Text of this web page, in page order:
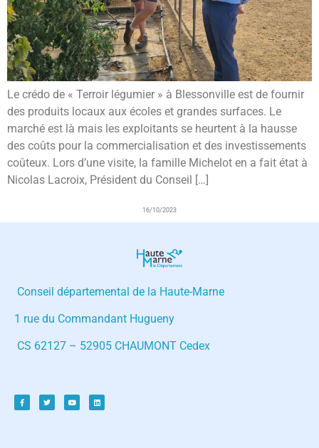
Le crédo de « Terroir légumier » à Blessonville est de fournir
des produits locaux aux écoles et grandes surfaces. Le
marché est là mais les exploitants se heurtent à la hausse
des coûts pour la commercialisation et des investissements
coûteux. Lors d’une visite, la famille Michelot en a fait état à
Nicolas Lacroix, Président du Conseil […]
16/10/2023
Conseil départemental de la Haute-Marne
1 rue du Commandant Hugueny
CS 62127 – 52905 CHAUMONT Cedex